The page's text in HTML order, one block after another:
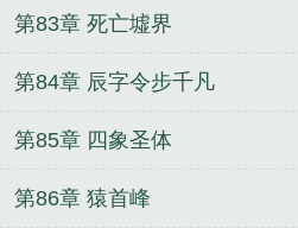
第83章 死亡墟界
第84章 辰字令步千凡
第85章 四象圣体
第86章 猿首峰